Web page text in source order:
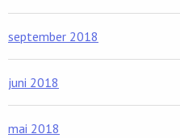
september 2018
juni 2018
mai 2018